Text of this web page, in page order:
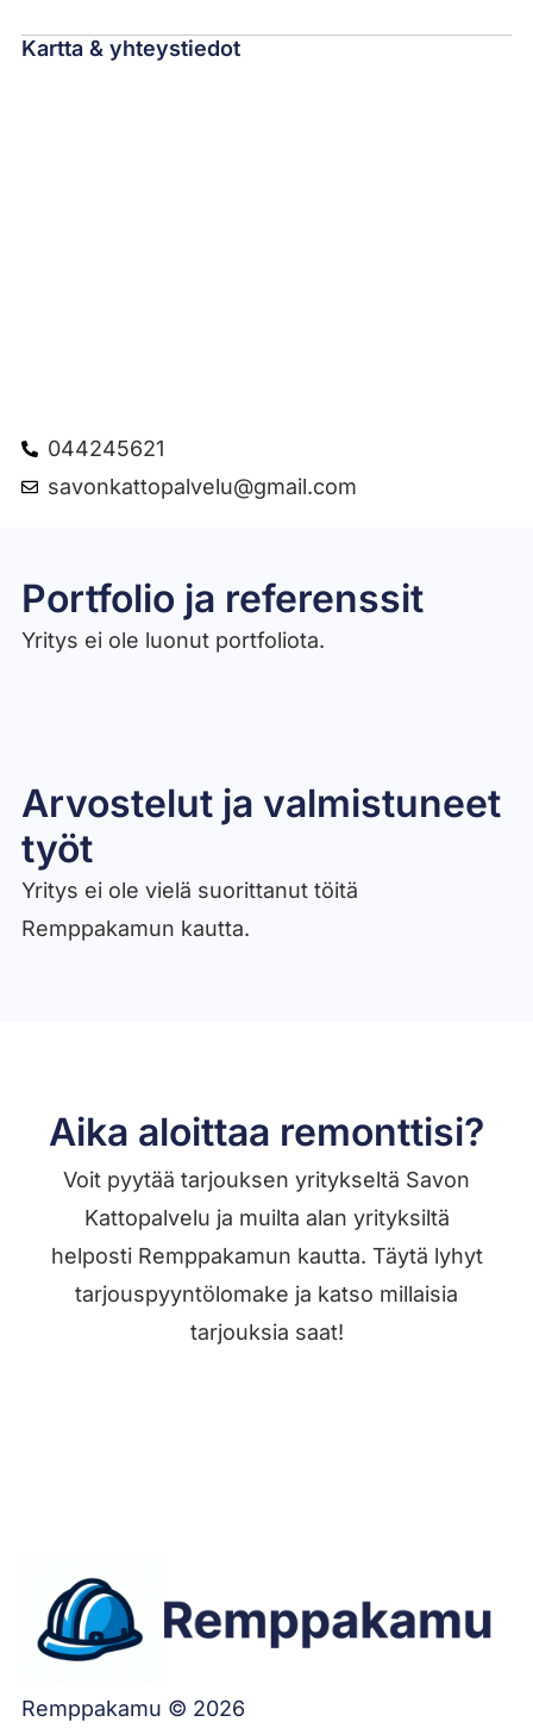
Kartta & yhteystiedot
044245621
savonkattopalvelu@gmail.com
Portfolio ja referenssit
Yritys ei ole luonut portfoliota.
Arvostelut ja valmistuneet
työt​
Yritys ei ole vielä suorittanut töitä
Remppakamun kautta.
Aika aloittaa remonttisi?
Voit pyytää tarjouksen yritykseltä Savon
Kattopalvelu ja muilta alan yrityksiltä
helposti Remppakamun kautta. Täytä lyhyt
tarjouspyyntölomake ja katso millaisia
tarjouksia saat!
Remppakamu © 2026